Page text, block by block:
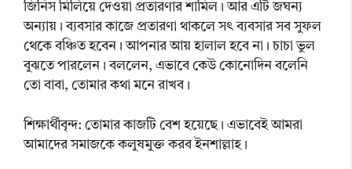
জিনিস মিলিয়ে দেওয়া প্রতারণার শামিল। আর এটি জঘন্য
অন্যায়। ব্যবসার কাজে প্রতারণা থাকলে সৎ ব্যবসার সব সুফল
থেকে বঞ্চিত হবেন। আপনার আয় হালাল হবে না। চাচা ভুল
বুঝতে পারলেন। বললেন, এভাবে কেউ কোনোদিন বলেনি
তো বাবা, তোমার কথা মনে রাখব।
শিক্ষার্থীবৃন্দ: তোমার কাজটি বেশ হয়েছে। এভাবেই আমরা
আমাদের সমাজকে কলুষমুক্ত করব ইনশাল্লাহ।